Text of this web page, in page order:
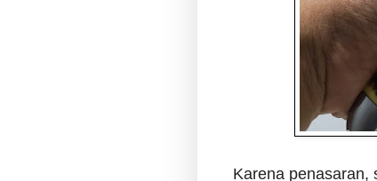
Karena penasaran,